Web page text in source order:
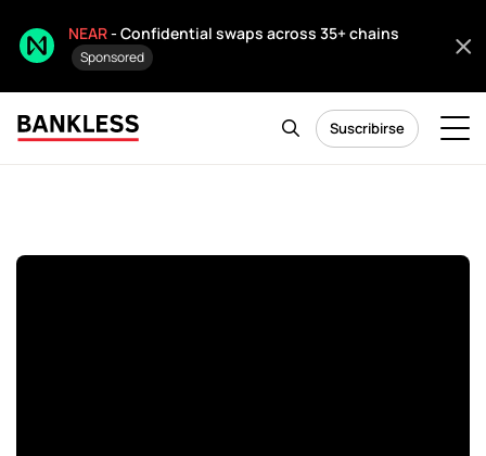
NEAR- Confidential swaps across 35+ chains
Sponsored
Suscribirse